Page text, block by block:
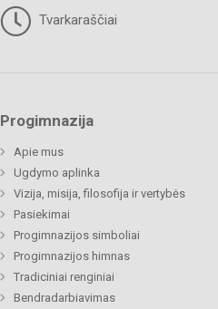
Tvarkaraščiai
Progimnazija
Apie mus
Ugdymo aplinka
Vizija, misija, filosofija ir vertybės
Pasiekimai
Progimnazijos simboliai
Progimnazijos himnas
Tradiciniai renginiai
Bendradarbiavimas